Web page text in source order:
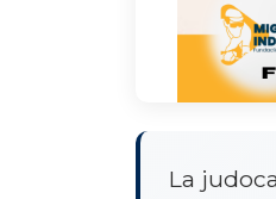
La